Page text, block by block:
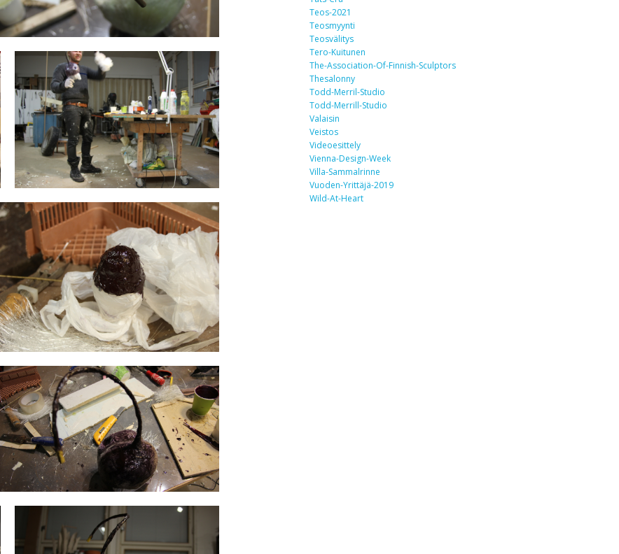
Teos-2021
Teosmyynti
Teosvälitys
Tero-Kuitunen
The-Association-Of-Finnish-Sculptors
Thesalonny
Todd-Merril-Studio
Todd-Merrill-Studio
Valaisin
Veistos
Videoesittely
Vienna-Design-Week
Villa-Sammalrinne
Vuoden-Yrittäjä-2019
Wild-At-Heart